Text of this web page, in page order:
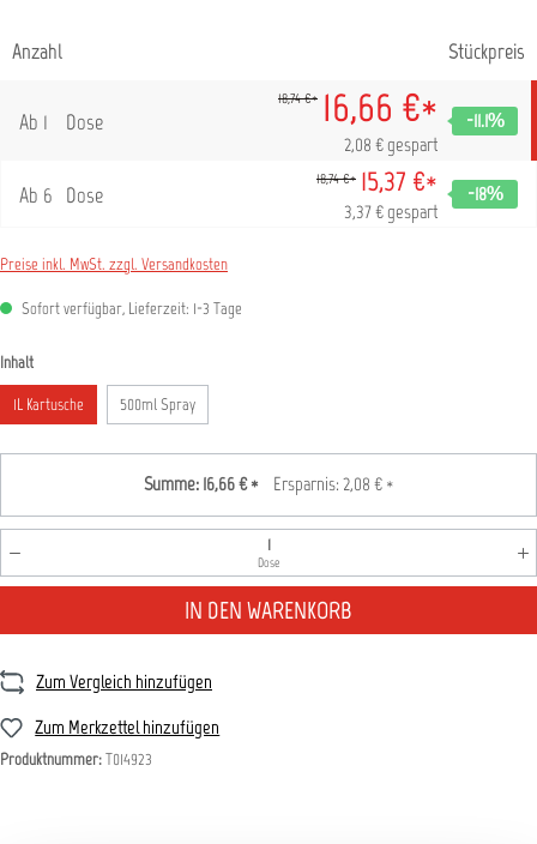
Anzahl Stückpreis
Ab 1 Dose
18,74 €* 16,66 €*
2,08 € gespart
-11.1%
Ab 6 Dose
18,74 €* 15,37 €*
3,37 € gespart
-18%
Preise inkl. MwSt. zzgl. Versandkosten
Sofort verfügbar, Lieferzeit: 1-3 Tage
Inhaltauswählen
1L Kartusche 500ml Spray
Summe: 16,66 €* Ersparnis: 2,08 € *
Produkt Anzahl: Gib den gewünschten Wert ein oder
Dose
IN DEN WARENKORB
Zum Vergleich hinzufügen
Zum Merkzettel hinzufügen
Produktnummer:T014923